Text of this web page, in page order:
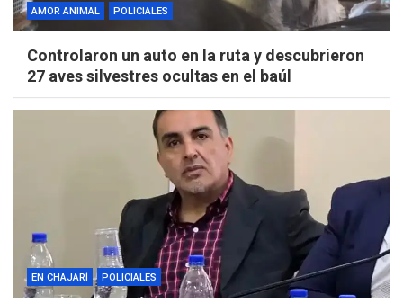
AMOR ANIMAL POLICIALES
Controlaron un auto en la ruta y descubrieron
27 aves silvestres ocultas en el baúl
EN CHAJARÍ POLICIALES